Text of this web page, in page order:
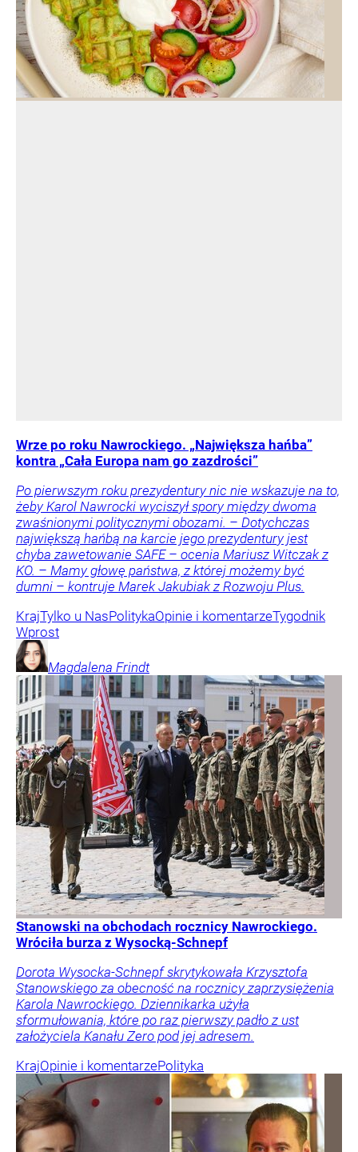
Wrze po roku Nawrockiego. „Największa hańba”
kontra „Cała Europa nam go zazdrości”
Po pierwszym roku prezydentury nic nie wskazuje na to,
żeby Karol Nawrocki wyciszył spory między dwoma
zwaśnionymi politycznymi obozami. – Dotychczas
największą hańbą na karcie jego prezydentury jest
chyba zawetowanie SAFE – ocenia Mariusz Witczak z
KO. – Mamy głowę państwa, z której możemy być
dumni – kontruje Marek Jakubiak z Rozwoju Plus.
KrajTylko u NasPolitykaOpinie i komentarzeTygodnik
Wprost
Magdalena Frindt
Stanowski na obchodach rocznicy Nawrockiego.
Wróciła burza z Wysocką-Schnepf
Dorota Wysocka-Schnepf skrytykowała Krzysztofa
Stanowskiego za obecność na rocznicy zaprzysiężenia
Karola Nawrockiego. Dziennikarka użyła
sformułowania, które po raz pierwszy padło z ust
założyciela Kanału Zero pod jej adresem.
KrajOpinie i komentarzePolityka